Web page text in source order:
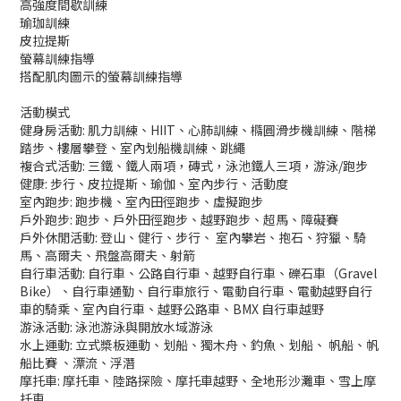
高強度間歇訓練
瑜珈訓練
皮拉提斯
螢幕訓練指導
搭配肌肉圖示的螢幕訓練指導
活動模式
健身房活動: 肌力訓練、HIIT、心肺訓練、橢圓滑步機訓練、階梯
踏步、樓層攀登、室內划船機訓練、跳繩
複合式活動: 三鐵、鐵人兩項，磚式，泳池鐵人三項，游泳/跑步
健康: 步行、皮拉提斯、瑜伽、室內步行、活動度
室內跑步: 跑步機、室內田徑跑步、虛擬跑步
戶外跑步: 跑步、戶外田徑跑步、越野跑步、超馬、障礙賽
戶外休閒活動: 登山、健行、步行、 室內攀岩、抱石、狩獵、騎
馬、高爾夫、飛盤高爾夫、射箭
自行車活動: 自行車、公路自行車、越野自行車、礫石車（Gravel
Bike）、自行車通勤、自行車旅行、電動自行車、電動越野自行
車的騎乘、室內自行車、越野公路車、BMX 自行車越野
游泳活動: 泳池游泳與開放水域游泳
水上運動: 立式槳板運動、划船、獨木舟、釣魚、划船、 帆船、帆
船比賽 、漂流、浮潛
摩托車: 摩托車、陸路探險、摩托車越野、全地形沙灘車、雪上摩